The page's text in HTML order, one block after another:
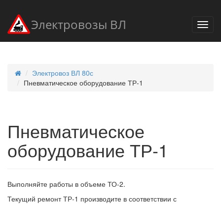
Электровозы ВЛ
Электровоз ВЛ 80с
Пневматическое оборудование ТР-1
Пневматическое
оборудование ТР-1
Выполняйте работы в объеме ТО-2.
Текущий ремонт ТР-1 производите в соответствии с